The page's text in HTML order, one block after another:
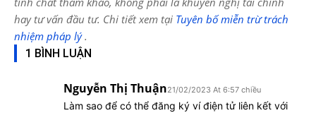
hay tư vấn đầu tư. Chi tiết xem tại Tuyên bố miễn trừ trách
nhiệm pháp lý.
1 BÌNH LUẬN
Nguyễn Thị Thuận21/02/2023 At 6:57 chiều
Làm sao để có thể đăng ký ví điện tử liên kết với